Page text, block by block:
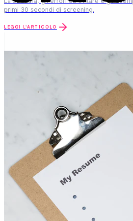
Come affrontare un colloquio di
Preparazione, domande frequenti e
guida completa al colloquio.